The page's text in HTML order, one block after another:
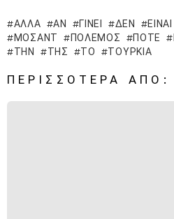
ΑΛΛΆ ΑΝ ΓΊΝΕΙ ΔΕΝ ΕΊΝΑΙ
ΜΟΣΆΝΤ
ΠΌΛΕΜΟΣ ΠΌΤΕ
ΤΗΝ
ΤΗΣ ΤΟ ΤΟΥΡΚΊΑ
ΠΕΡΙΣΣΌΤΕΡΑ ΑΠΌ: